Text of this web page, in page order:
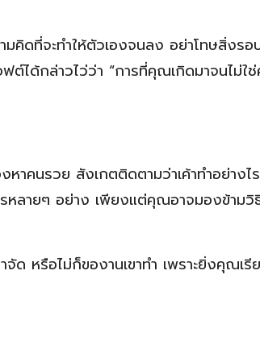
ดที่จะทำให้ตัวเองจนลง อย่าโทษสิ่งรอ
ต์ได้กล่าวไว่ว่า “การที่คุณเกิดมาจนไม่ใ
าคนรวย สังเกตติดตามว่าเค้าทำอย่างไ
หลายๆ อย่าง เพียงแต่คุณอาจมองข้ามวิธี
ด หรือไม่ก็ของานเขาทำ เพราะยิ่งคุณเรี